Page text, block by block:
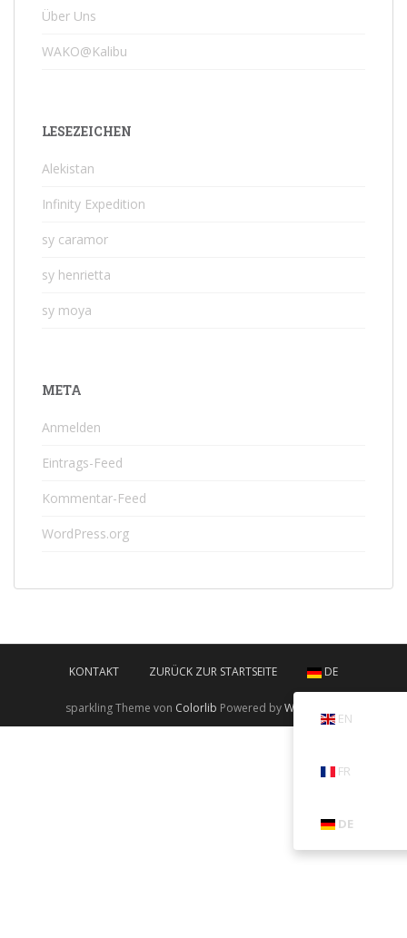
Über Uns
WAKO@Kalibu
LESEZEICHEN
Alekistan
Infinity Expedition
sy caramor
sy henrietta
sy moya
META
Anmelden
Eintrags-Feed
Kommentar-Feed
WordPress.org
KONTAKT ZURÜCK ZUR STARTSEITE DE
EN
FR
DE
sparkling Theme von Colorlib Powered byWordPress